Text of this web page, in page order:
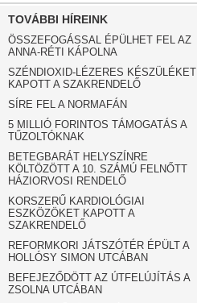
TOVÁBBI HÍREINK
ÖSSZEFOGÁSSAL ÉPÜLHET FEL AZ
ANNA-RÉTI KÁPOLNA
SZÉNDIOXID-LÉZERES KÉSZÜLÉKET
KAPOTT A SZAKRENDELŐ
SÍRE FEL A NORMAFÁN
5 MILLIÓ FORINTOS TÁMOGATÁS A
TŰZOLTÓKNAK
BETEGBARÁT HELYSZÍNRE
KÖLTÖZÖTT A 10. SZÁMÚ FELNŐTT
HÁZIORVOSI RENDELŐ
KORSZERŰ KARDIOLÓGIAI
ESZKÖZÖKET KAPOTT A
SZAKRENDELŐ
REFORMKORI JÁTSZÓTÉR ÉPÜLT A
HOLLÓSY SIMON UTCÁBAN
BEFEJEZŐDÖTT AZ ÚTFELÚJÍTÁS A
ZSOLNA UTCÁBAN